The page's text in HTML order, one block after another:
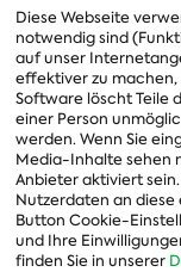
Diese Webseite
notwendig sind
auf unser
effektiver zu machen,
Software löscht Teile
einer Person
werden. Wenn Sie
Media-Inhalte sehen
Anbieter aktiviert
Nutzerdaten an
Button Cookie-
und Ihre
finden Sie in unserer